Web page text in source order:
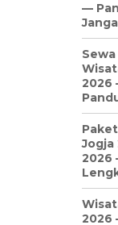
—
2026
Jogja
2026
2026